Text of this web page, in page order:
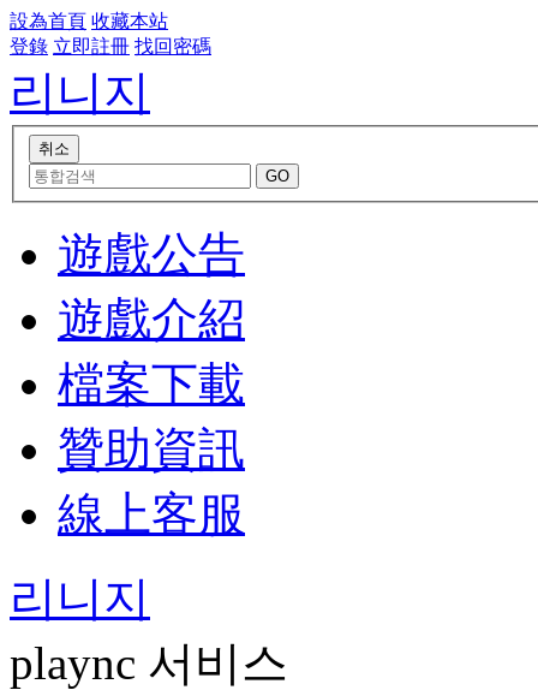
設為首頁 收藏本站
登錄 立即註冊 找回密碼
리니지
遊戲公告
遊戲介紹
檔案下載
贊助資訊
線上客服
리니지
plaync 서비스